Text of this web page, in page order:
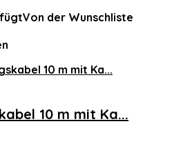
Von der Wunschliste
10 m mit Ka...